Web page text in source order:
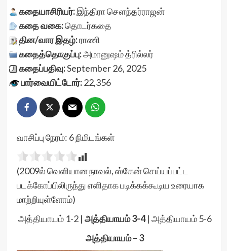
கதையாசிரியர்: இந்திரா சௌந்தர்ராஜன்
கதை வகை:தொடர்கதை
தின/வார இதழ்:ராணி
கதைத்தொகுப்பு:அமானுஷம்த்ரில்லர்
கதைப்பதிவு:September 26, 2025
பார்வையிட்டோர்:22,356
வாசிப்பு நேரம்: 6நிமிடங்கள்
(2009ல் வெளியான நாவல், ஸ்கேன் செய்யப்பட்ட
படக்கோப்பிலிருந்து எளிதாக படிக்கக்கூடிய உரையாக
மாற்றியுள்ளோம்)
அத்தியாயம் 1-2| அத்தியாயம் 3-4| அத்தியாயம் 5-6
அத்தியாயம் – 3